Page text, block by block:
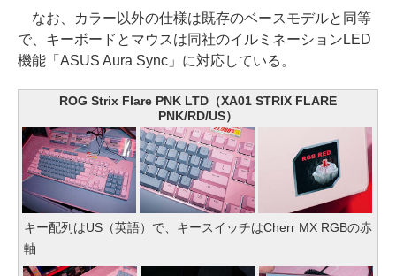
なお、カラー以外の仕様は既存のベースモデルと同等
で、キーボードとマウスは同社のイルミネーションLED
機能「ASUS Aura Sync」に対応している。
ROG Strix Flare PNK LTD（XA01 STRIX FLARE
PNK/RD/US）
キー配列はUS（英語）で、キースイッチはCherr MX RGBの赤
軸